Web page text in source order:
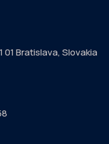
01 Bratislava, Slovakia